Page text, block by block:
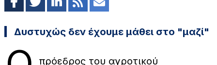
Δυστυχώς δεν έχουμε μάθει στο "μαζί"
πρόεδρος του αγροτικού